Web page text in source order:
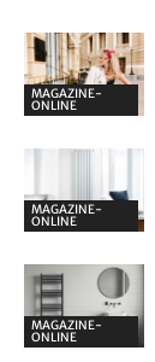
MAGAZINE-
ONLINE
MAGAZINE-
ONLINE
MAGAZINE-
ONLINE